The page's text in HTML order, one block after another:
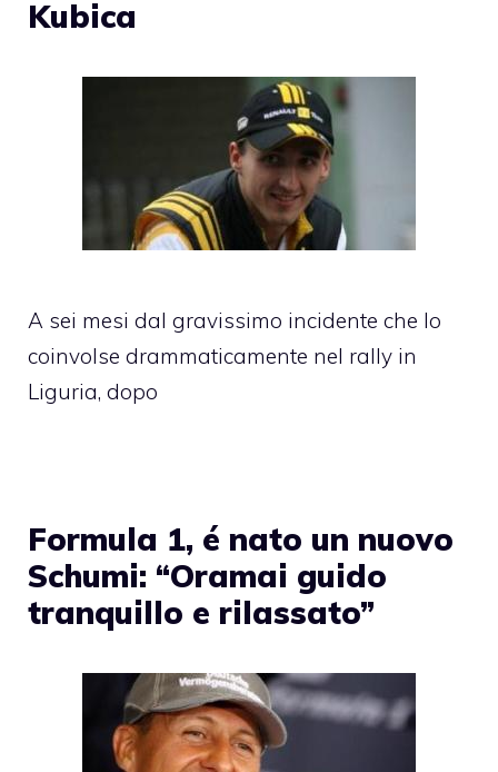
Kubica
A sei mesi dal gravissimo incidente che lo
coinvolse drammaticamente nel rally in
Liguria, dopo
Formula 1, é nato un nuovo
Schumi: “Oramai guido
tranquillo e rilassato”